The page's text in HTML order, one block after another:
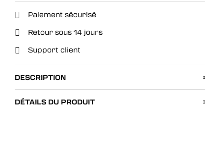
Paiement sécurisé
Retour sous 14 jours
Support client
DESCRIPTION
DÉTAILS DU PRODUIT